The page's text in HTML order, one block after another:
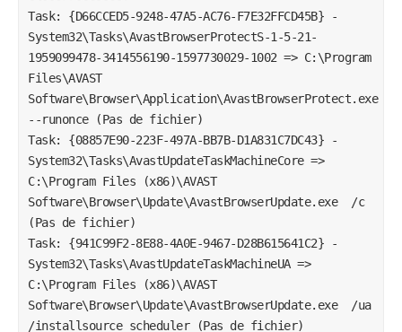
Task: {D66CCED5-9248-47A5-AC76-F7E32FFCD45B} -
System32\Tasks\AvastBrowserProtectS-1-5-21-
1959099478-3414556190-1597730029-1002 => C:\Program
Files\AVAST
Software\Browser\Application\AvastBrowserProtect.exe
--runonce (Pas de fichier)
Task: {08857E90-223F-497A-BB7B-D1A831C7DC43} -
System32\Tasks\AvastUpdateTaskMachineCore =>
C:\Program Files (x86)\AVAST
Software\Browser\Update\AvastBrowserUpdate.exe  /c
(Pas de fichier)
Task: {941C99F2-8E88-4A0E-9467-D28B615641C2} -
System32\Tasks\AvastUpdateTaskMachineUA =>
C:\Program Files (x86)\AVAST
Software\Browser\Update\AvastBrowserUpdate.exe  /ua
/installsource scheduler (Pas de fichier)